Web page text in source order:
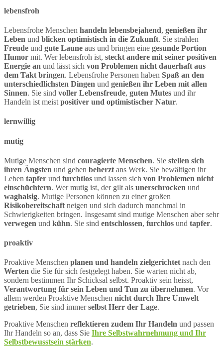
lebensfroh
Lebensfrohe Menschen handeln lebensbejahend, genießen ihr
Leben und blicken optimistisch in die Zukunft. Sie strahlen
Freude und gute Laune aus und bringen eine gesunde Portion
Humor mit. Wer lebensfroh ist, steckt andere mit seiner positiven
Energie an und lässt sich von Problemen nicht dauerhaft aus
dem Takt bringen. Lebensfrohe Personen haben Spaß an den
unterschiedlichsten Dingen und genießen ihr Leben mit allen
Sinnen. Sie sind voller Lebensfreude, guten Mutes und ihr
Handeln ist meist positiver und optimistischer Natur.
lernwillig
mutig
Mutige Menschen sind couragierte Menschen. Sie stellen sich
ihren Ängsten und gehen beherzt ans Werk. Sie bewältigen ihr
Leben tapfer und furchtlos und lassen sich von Problemen nicht
einschüchtern. Wer mutig ist, der gilt als unerschrocken und
waghalsig. Mutige Personen können zu einer großen
Risikobereitschaft neigen und sich dadurch manchmal in
Schwierigkeiten bringen. Insgesamt sind mutige Menschen aber sehr
verwegen und kühn. Sie sind entschlossen, furchlos und tapfer.
proaktiv
Proaktive Menschen planen und handeln zielgerichtet nach den
Werten die Sie für sich festgelegt haben. Sie warten nicht ab,
sondern bestimmen Ihr Schicksal selbst. Proaktiv sein heisst,
Verantwortung für sein Leben und Tun zu übernehmen. Vor
allem werden Proaktive Menschen nicht durch Ihre Umwelt
getrieben, Sie sind immerselbst Herr der Lage.
Proaktive Menschen reflektieren zudem Ihr Handeln und passen
Ihr Handeln so an, dass Sie Ihre Selbstwahrnehmung und Ihr
Selbstbewusstsein stärken.